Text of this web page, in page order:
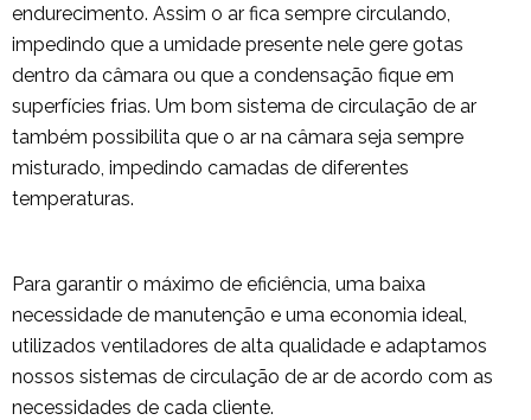
endurecimento. Assim o ar fica sempre circulando,
impedindo que a umidade presente nele gere gotas
dentro da câmara ou que a condensação fique em
superfícies frias. Um bom sistema de circulação de ar
também possibilita que o ar na câmara seja sempre
misturado, impedindo camadas de diferentes
temperaturas.
Para garantir o máximo de eficiência, uma baixa
necessidade de manutenção e uma economia ideal,
utilizados ventiladores de alta qualidade e adaptamos
nossos sistemas de circulação de ar de acordo com as
necessidades de cada cliente.